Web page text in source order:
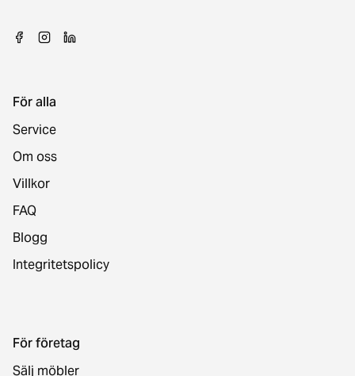
För alla
Service
Om oss
Villkor
FAQ
Blogg
Integritetspolicy
För företag
Sälj möbler